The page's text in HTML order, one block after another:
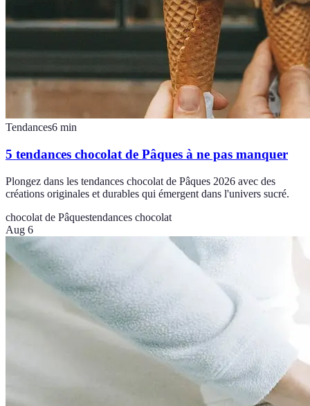
Tendances6 min
5 tendances chocolat de Pâques à ne pas manquer
Plongez dans les tendances chocolat de Pâques 2026 avec des
créations originales et durables qui émergent dans l'univers sucré.
chocolat de Pâquestendances chocolat
Aug 6